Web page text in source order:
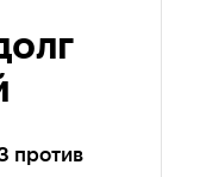
против